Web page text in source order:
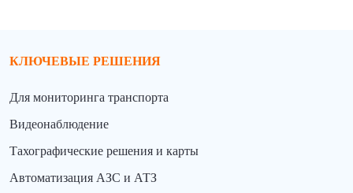
КЛЮЧЕВЫЕ РЕШЕНИЯ
Для мониторинга транспорта
Видеонаблюдение
Тахографические решения и карты
Автоматизация АЗС и АТЗ